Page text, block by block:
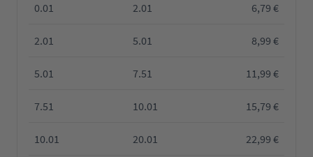
0.01 2.01 6,79 €
2.01 5.01 8,99 €
5.01 7.51 11,99 €
7.51 10.01 15,79 €
10.01 20.01 22,99 €